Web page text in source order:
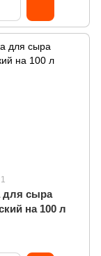
1
для сыра
на 100 л